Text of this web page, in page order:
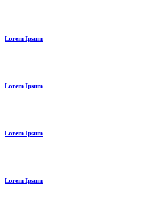
Lorem Ipsum
Lorem Ipsum
Lorem Ipsum
Lorem Ipsum